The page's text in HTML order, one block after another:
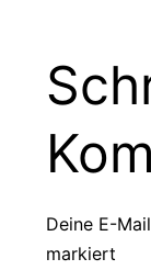
Deine E-
markiert